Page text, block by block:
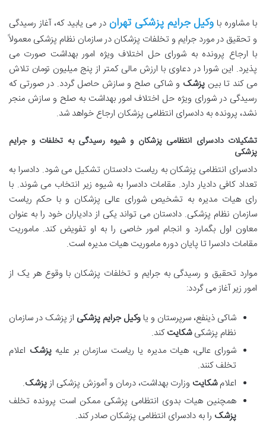
با مشاوره با وکیل جرایم پزشکی تهران در می یابید که، آغاز رسیدگی
و تحقیق در مورد جرایم و تخلفات پزشکان در سازمان نظام پزشکی معمولاً
با ارجاع پرونده به شورای حل اختلاف ویژه امور بهداشت صورت می
پذیرد. این شورا در دعاوی با ارزش مالی کمتر از پنج میلیون تومان تلاش
می کند تا بینپزشک و شاکی صلح و سازش حاصل گردد. در صورتی که
رسیدگی در شورای ویژه حل اختلاف امور بهداشت به صلح و سازش منجر
نشد، پرونده به دادسرای انتظامی پزشکان ارجاع خواهد شد.
تشکیلات دادسرای انتظامی پزشکان و شیوه رسیدگی به تخلفات و جرایم
پزشکی
دادسرای انتظامی پزشکان به ریاست دادستان تشکیل می شود. دادسرا به
تعداد کافی دادیار دارد. مقامات دادسرا به شیوه زیر انتخاب می شوند. با
رای هیات مدیره به تشخیص شورای عالی پزشکان و با حکم ریاست
سازمان نظام پزشکی. دادستان می تواند یکی از دادیاران خود را به عنوان
معاون اول بگمارد و انجام امور خاصی را به او تفویض کند. ماموریت
مقامات دادسرا تا پایان دوره ماموریت هیات مدیره است.
موارد تحقیق و رسیدگی به جرایم و تخلفات پزشکان با وقوع هر یک از
امور زیر آغاز می گردد:
شاکی ذینفع، سرپرستان و یاوکیل جرایم پزشکی از پزشک در سازمان
نظام پزشکیشکایتکند.
شورای عالی، هیات مدیره یا ریاست سازمان بر علیهپزشک اعلام
تخلف کنند.
اعلامشکایت وزارت بهداشت، درمان و آموزش پزشکی ازپزشک.
همچنین هیات بدوی انتظامی پزشکی ممکن است پرونده تخلف
پزشک را به دادسرای انتظامی پزشکان صادر کند.